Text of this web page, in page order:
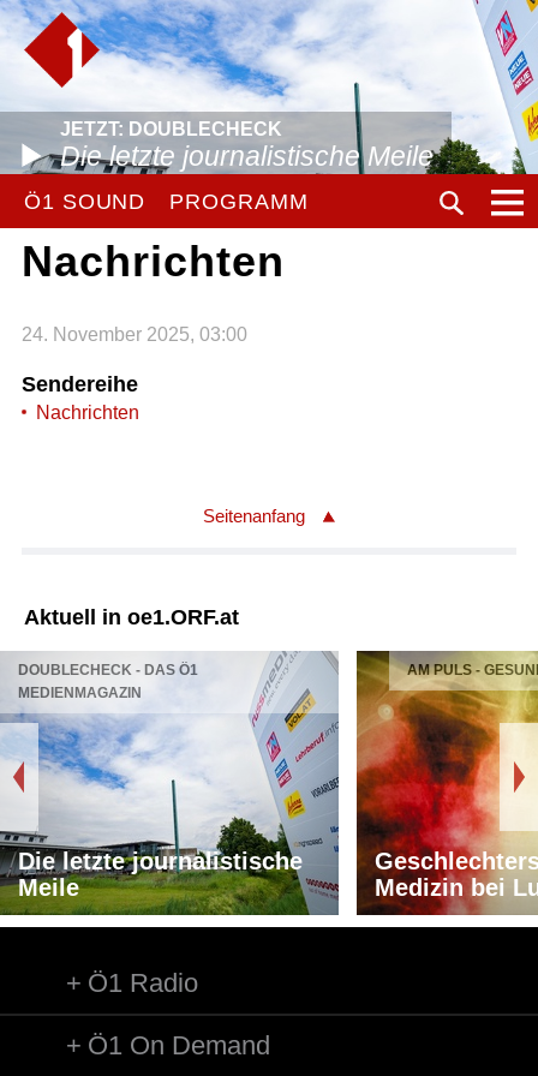
JETZT: DOUBLECHECK
Die letzte journalistische Meile
Ö1 SOUND PROGRAMM
Nachrichten
24. November 2025, 03:00
Sendereihe
Nachrichten
Seitenanfang
Aktuell in oe1.ORF.at
DOUBLECHECK - DAS Ö1
MEDIENMAGAZIN
Die letzte journalistische
Meile
AM PULS -
Medizin bei
Ö1 Radio
Ö1 On Demand